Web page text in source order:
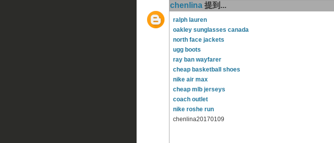
chenlina提到...
ralph lauren
oakley sunglasses canada
north face jackets
ugg boots
ray ban wayfarer
cheap basketball shoes
nike air max
cheap mlb jerseys
coach outlet
nike roshe run
chenlina20170109